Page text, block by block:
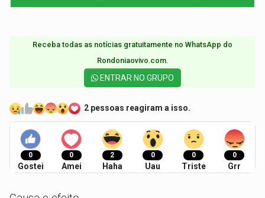
Receba todas as notícias gratuitamente no WhatsApp do
Rondoniaovivo.com.​
ENTRAR NO GRUPO
2 pessoas reagiram a isso.
0
Gostei
0
Amei
2
Haha
0
Uau
0
Triste
0
Grr